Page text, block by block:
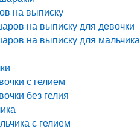
на выписку
на выписку для девочки
на выписку для мальчика
с гелием
без гелия
с гелием